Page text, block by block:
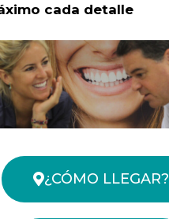
cada detalle
¿CÓMO LLEGAR?